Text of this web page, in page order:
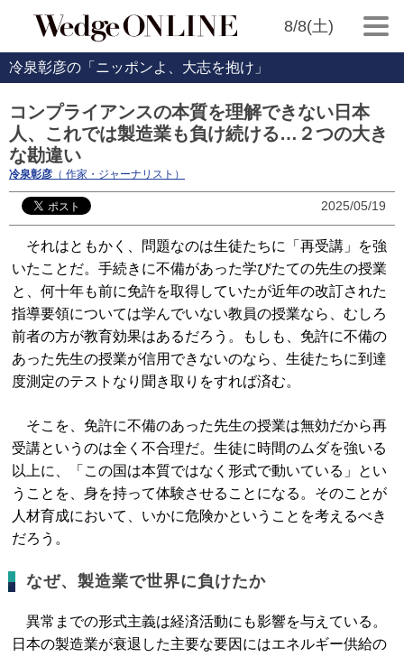
8/8(土)
冷泉彰彦の「ニッポンよ、大志を抱け」
コンプライアンスの本質を理解できない日本
人、これでは製造業も負け続ける…２つの大き
な勘違い
冷泉彰彦 （ 作家・ジャーナリスト）
2025/05/19
それはともかく、問題なのは生徒たちに「再受講」を強
いたことだ。手続きに不備があった学びたての先生の授業
と、何十年も前に免許を取得していたが近年の改訂された
指導要領については学んでいない教員の授業なら、むしろ
前者の方が教育効果はあるだろう。もしも、免許に不備の
あった先生の授業が信用できないのなら、生徒たちに到達
度測定のテストなり聞き取りをすれば済む。
そこを、免許に不備のあった先生の授業は無効だから再
受講というのは全く不合理だ。生徒に時間のムダを強いる
以上に、「この国は本質ではなく形式で動いている」とい
うことを、身を持って体験させることになる。そのことが
人材育成において、いかに危険かということを考えるべき
だろう。
なぜ、製造業で世界に負けたか
異常までの形式主義は経済活動にも影響を与えている。
日本の製造業が衰退した主要な要因にはエネルギー供給の